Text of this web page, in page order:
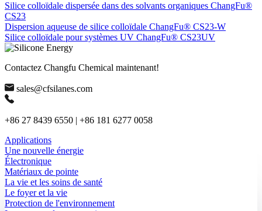
Silice colloïdale dispersée dans des solvants organiques ChangFu®
CS23
Dispersion aqueuse de silice colloïdale ChangFu® CS23-W
Silice colloïdale pour systèmes UV ChangFu® CS23UV
Contactez Changfu Chemical maintenant!
sales@cfsilanes.com
+86 27 8439 6550 | +86 181 6277 0058
Applications
Une nouvelle énergie
Électronique
Matériaux de pointe
La vie et les soins de santé
Le foyer et la vie
Protection de l'environnement